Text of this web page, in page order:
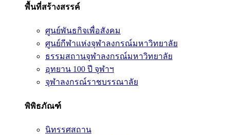
พื้นที่สร้างสรรค์
ศูนย์พันธกิจเพื่อสังคม
ศูนย์กีฬาแห่งจุฬาลงกรณ์มหาวิทยาลัย
ธรรมสถานจุฬาลงกรณ์มหาวิทยาลัย
อุทยาน 100 ปี จุฬาฯ
จุฬาลงกรณ์ราชบรรณาลัย
พิพิธภัณฑ์
นิทรรศสถาน